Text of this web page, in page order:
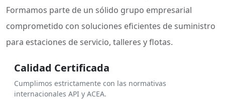
Formamos parte de un sólido grupo empresarial
comprometido con soluciones eficientes de suministro
para estaciones de servicio, talleres y flotas.
Calidad Certificada
Cumplimos estrictamente con las normativas
internacionales API y ACEA.